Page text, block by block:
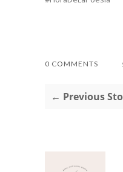
0 COMMENTS
← Previous